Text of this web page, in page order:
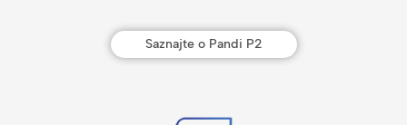
Saznajte o Pandi P2